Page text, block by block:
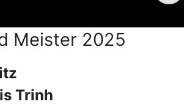
Meister 2025
Trinh